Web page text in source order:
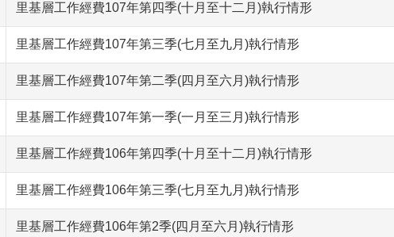
里基層工作經費107年第四季(十月至十二月)執行情形
里基層工作經費107年第三季(七月至九月)執行情形
里基層工作經費107年第二季(四月至六月)執行情形
里基層工作經費107年第一季(一月至三月)執行情形
里基層工作經費106年第四季(十月至十二月)執行情形
里基層工作經費106年第三季(七月至九月)執行情形
里基層工作經費106年第2季(四月至六月)執行情形